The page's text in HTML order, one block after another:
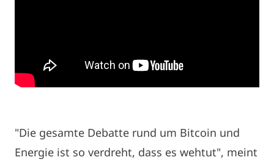
"Die gesamte Debatte rund um Bitcoin und
Energie ist so verdreht, dass es wehtut", meint